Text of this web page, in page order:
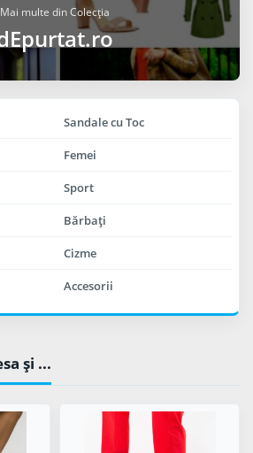
Mai multe din Colecția
Sandale cu Toc
Femei
Sport
Bărbaţi
Cizme
Accesorii
şi ...